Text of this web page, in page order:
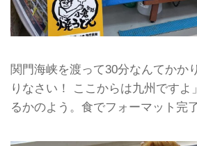
関門海峡を渡って30分なんてかか
りなさい！ ここからは九州ですよ
るかのよう。食でフォーマット完了